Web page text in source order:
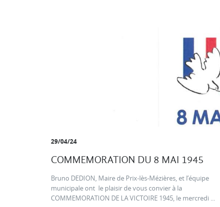
29/04/24
COMMEMORATION DU 8 MAI 1945
Bruno DEDION, Maire de Prix-lès-Mézières, et l’équipe
municipale ont le plaisir de vous convier à la
COMMEMORATION DE LA VICTOIRE 1945, le mercredi ...